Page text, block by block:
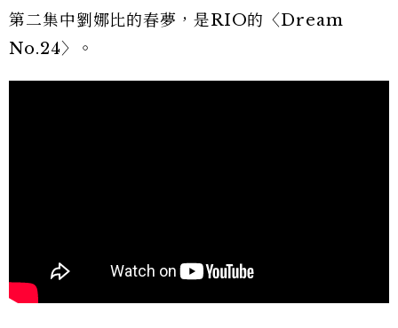
第二集中劉娜比的春夢，是RIO的〈Dream
No.24〉。